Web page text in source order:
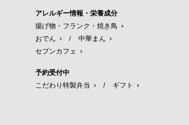
アレルギー情報・栄養成分
揚げ物・フランク・焼き鳥
おでん
/
中華まん
セブンカフェ
予約受付中
こだわり特製弁当
/ ギフト